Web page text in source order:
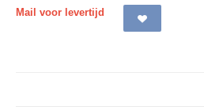
Mail voor levertijd